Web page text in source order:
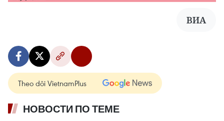
ВИА
Theo dõi VietnamPlus
НОВОСТИ ПО ТЕМЕ